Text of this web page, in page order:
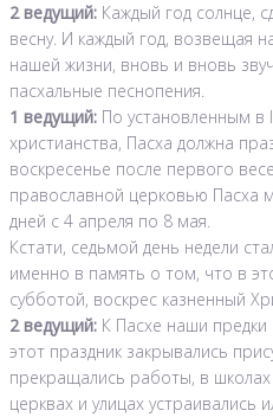
2 ведущий: Каждый год солнце,
весну. И каждый год, возвещая
нашей жизни, вновь и вновь
пасхальные песнопения.
1 ведущий: По установленным в
христианства, Пасха должна
воскресенье после первого
православной церковью Пасха
дней с 4 апреля по 8 мая.
Кстати, седьмой день недели
именно в память о том, что в
субботой, воскрес казненный
2 ведущий: К Пасхе наши
этот праздник закрывались
прекращались работы, в школах
церквах и улицах устраивались